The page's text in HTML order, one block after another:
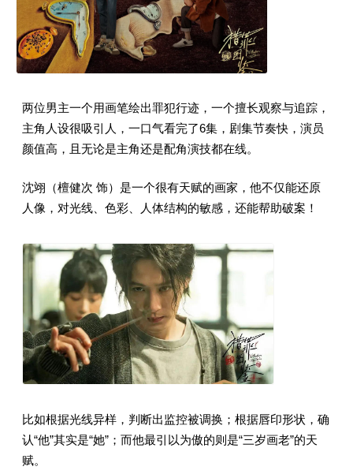
两位男主一个用画笔绘出罪犯行迹，一个擅长观察与追踪，
主角人设很吸引人，一口气看完了6集，剧集节奏快，演员
颜值高，且无论是主角还是配角演技都在线。
沈翊（檀健次 饰）是一个很有天赋的画家，他不仅能还原
人像，对光线、色彩、人体结构的敏感，还能帮助破案！
比如根据光线异样，判断出监控被调换；根据唇印形状，确
认“他”其实是“她”；而他最引以为傲的则是“三岁画老”的天
赋。